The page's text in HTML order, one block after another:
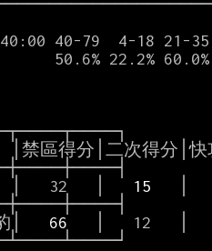
區得分│二次得分│快
│   32   │
   15
│
│
   66
│   12   │